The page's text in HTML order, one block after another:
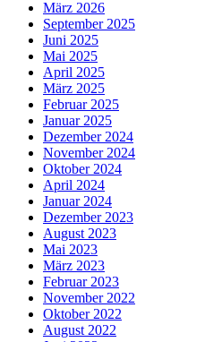
März 2026
September 2025
Juni 2025
Mai 2025
April 2025
März 2025
Februar 2025
Januar 2025
Dezember 2024
November 2024
Oktober 2024
April 2024
Januar 2024
Dezember 2023
August 2023
Mai 2023
März 2023
Februar 2023
November 2022
Oktober 2022
August 2022